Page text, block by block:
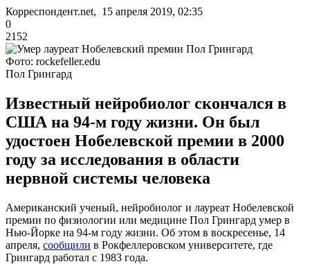
Корреспондент.net, 15 апреля 2019, 02:35
0
2152
Фото: rockefeller.edu
Пол Грингард
Известный нейробиолог скончался в
США на 94-м году жизни. Он был
удостоен Нобелевской премии в 2000
году за исследования в области
нервной системы человека
Американский ученый, нейробиолог и лауреат Нобелевской
премии по физиологии или медицине​ Пол Грингард умер в
Нью-Йорке на 94-м году жизни. Об этом в воскресенье, 14
апреля, сообщили в Рокфеллеровском университете, где
Грингард работал с 1983 года.